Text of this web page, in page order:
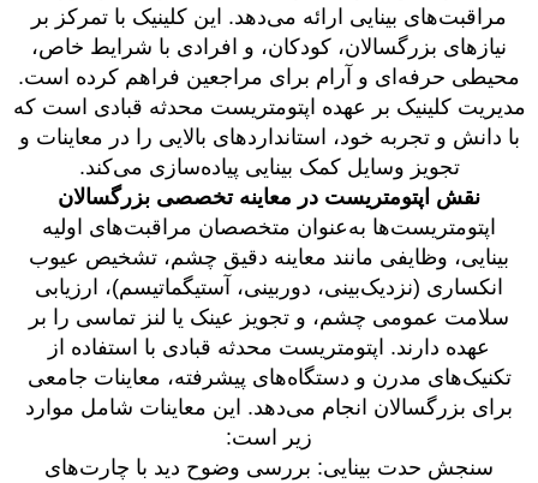
مراقبت‌های بینایی ارائه می‌دهد. این کلینیک با تمرکز بر
نیازهای بزرگسالان، کودکان، و افرادی با شرایط خاص،
محیطی حرفه‌ای و آرام برای مراجعین فراهم کرده است.
مدیریت کلینیک بر عهده اپتومتریست محدثه قبادی است که
با دانش و تجربه خود، استانداردهای بالایی را در معاینات و
تجویز وسایل کمک بینایی پیاده‌سازی می‌کند.
نقش اپتومتریست در معاینه تخصصی بزرگسالان
اپتومتریست‌ها به‌عنوان متخصصان مراقبت‌های اولیه
بینایی، وظایفی مانند معاینه دقیق چشم، تشخیص عیوب
انکساری (نزدیک‌بینی، دوربینی، آستیگماتیسم)، ارزیابی
سلامت عمومی چشم، و تجویز عینک یا لنز تماسی را بر
عهده دارند. اپتومتریست محدثه قبادی با استفاده از
تکنیک‌های مدرن و دستگاه‌های پیشرفته، معاینات جامعی
برای بزرگسالان انجام می‌دهد. این معاینات شامل موارد
زیر است:
سنجش حدت بینایی: بررسی وضوح دید با چارت‌های